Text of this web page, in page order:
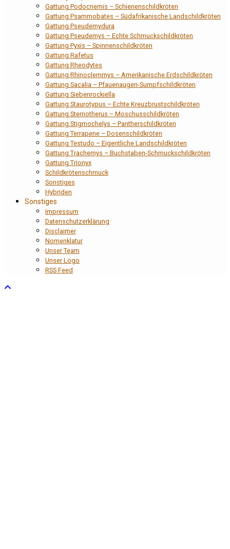
Gattung Podocnemis – Schienenschildkröten
Gattung Psammobates – Südafrikanische Landschildkröten
Gattung Pseudemydura
Gattung Pseudemys – Echte Schmuckschildkröten
Gattung Pyxis – Spinnenschildkröten
Gattung Rafetus
Gattung Rheodytes
Gattung Rhinoclemmys – Amerikanische Erdschildkröten
Gattung Sacalia – Pfauenaugen-Sumpfschildkröten
Gattung Siebenrockiella
Gattung Staurotypus – Echte Kreuzbrustschildkröten
Gattung Sternotherus – Moschusschildkröten
Gattung Stigmochelys – Pantherschildkröten
Gattung Terrapene – Dosenschildkröten
Gattung Testudo – Eigentliche Landschildkröten
Gattung Trachemys – Buchstaben-Schmuckschildkröten
Gattung Trionyx
Schildkrötenschmuck
Sonstiges
Hybriden
Sonstiges
Impressum
Datenschutzerklärung
Disclaimer
Nomenklatur
Unser Team
Unser Logo
RSS Feed